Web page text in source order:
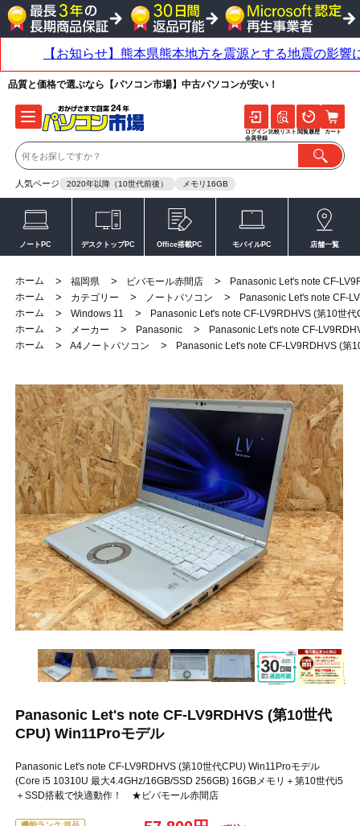
品質と価格で選ぶなら【パソコン市場】中古パソコンが安い！
人気ページ 2020年以降（10世代前後） メモリ16GB
ログイン
会員登録
比較リスト 閲覧履歴 カート
ノートPC デスクトップPC Office搭載PC モバイルPC 店舗一覧
ホーム > 福岡県 > ビバモール赤間店 >
Panasonic Let's note CF-
ホーム
> カテゴリー > ノートパソコン >
Panasonic Let's note CF-
ホーム
> Windows 11 >
Panasonic Let's note CF-LV9RDHVS (第10世
ホーム
> メーカー > Panasonic >
Panasonic Let's note CF-
ホーム
> A4ノートパソコン > Panasonic Let's note CF-LV9RDHVS (第
Panasonic Let's note CF-LV9RDHVS (第10世代
CPU) Win11Proモデル
Panasonic Let's note CF-LV9RDHVS (第10世代CPU) Win11Proモデル
(Core i5 10310U 最大4.4GHz/16GB/SSD 256GB) 16GBメモリ＋第10世代i5
＋SSD搭載で快適動作！ ★ビバモール赤間店